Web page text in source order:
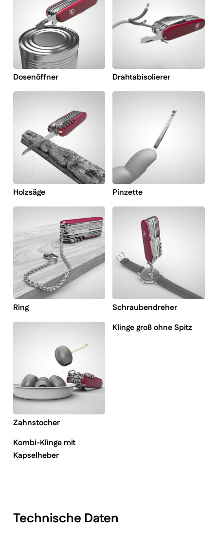
Dosenöffner Drahtabisolierer
Holzsäge Pinzette
Ring Schraubendreher
Zahnstocher
Klinge groß ohne Spitz
Kombi-Klinge mit
Kapselheber
Technische Daten